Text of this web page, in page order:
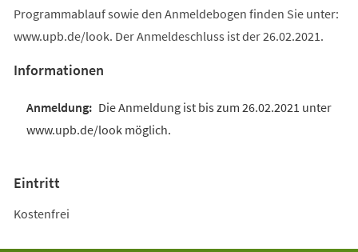
Programmablauf sowie den Anmeldebogen finden Sie unter:
www.upb.de/look. Der Anmeldeschluss ist der 26.02.2021.
Informationen
Die Anmeldung ist bis zum 26.02.2021 unter
www.upb.de/look möglich.
Eintritt
Kostenfrei